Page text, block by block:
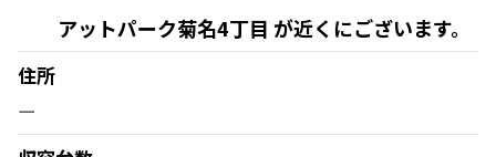
アットパーク菊名4丁目 が近くにございます。
住所
ー